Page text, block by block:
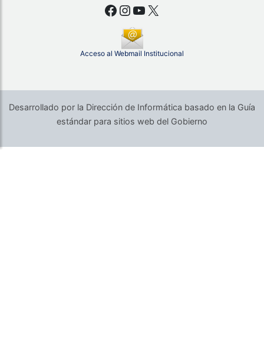
Facebook
Instagram
YouTube
X
Acceso al Webmail Institucional
Desarrollado por la Dirección de Informática basado en la Guía
estándar para sitios web del Gobierno